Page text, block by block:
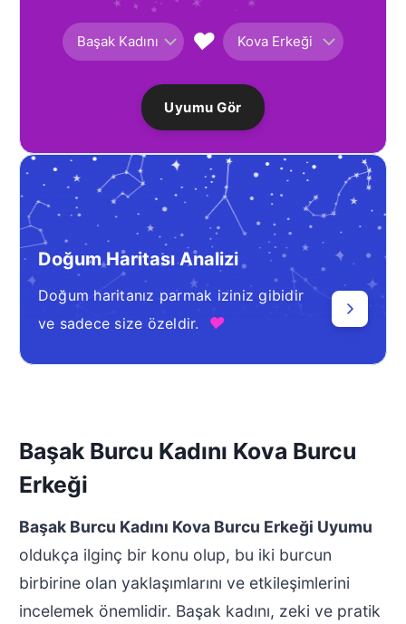
♥
Uyumu Gör
Doğum Haritası Analizi
Doğum haritanız parmak iziniz gibidir
ve sadece size özeldir.
♥
Başak Burcu Kadını Kova Burcu
Erkeği
Başak Burcu Kadını Kova Burcu Erkeği Uyumu
oldukça ilginç bir konu olup, bu iki burcun
birbirine olan yaklaşımlarını ve etkileşimlerini
incelemek önemlidir. Başak kadını, zeki ve pratik